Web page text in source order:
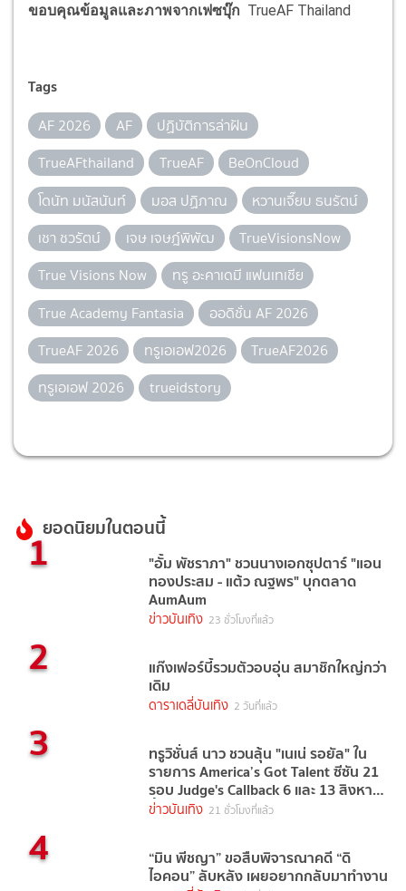
ขอบคุณข้อมูลและภาพจากเฟซบุ๊ก TrueAF Thailand
Tags
AF 2026 AF
ปฏิบัติการล่าฝัน
TrueAFthailand
TrueAF
BeOnCloud
โดนัท มนัสนันท์
มอส ปฏิภาณ
หวานเจี๊ยบ ธนรัตน์
เชา ชวรัตน์
เจษ เจษฎ์พิพัฒ
TrueVisionsNow
True Visions Now
ทรู อะคาเดมี แฟนเทเชีย
True Academy Fantasia
ออดิชั่น AF 2026
TrueAF 2026
ทรูเอเอฟ2026
TrueAF2026
ทรูเอเอฟ 2026
trueidstory
ยอดนิยมในตอนนี้
1 "อั้ม พัชราภา" ชวนนางเอกซุปตาร์ "แอน
ทองประสม - แต้ว ณฐพร" บุกตลาด
AumAum
ข่าวบันเทิง 23 ชั่วโมงที่แล้ว
2 แก๊งเฟอร์บี้รวมตัวอบอุ่น สมาชิกใหญ่กว่า
เดิม
ดาราเดลี่บันเทิง 2 วันที่แล้ว
3 ทรูวิชั่นส์ นาว ชวนลุ้น "เนเน่ รอยัล" ใน
รายการ America’s Got Talent ซีซัน 21
รอบ Judge's Callback 6 และ 13 สิงหาคม
นี้
ข่าวบันเทิง 21 ชั่วโมงที่แล้ว
4 “มิน พีชญา” ขอสืบพิจารณาคดี “ดิ
ไอคอน” ลับหลัง เผยอยากกลับมาทำงาน